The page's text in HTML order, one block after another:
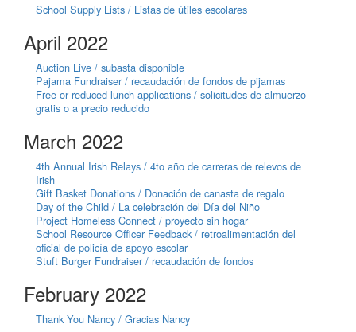
School Supply Lists / Listas de útiles escolares
April 2022
Auction Live / subasta disponible
Pajama Fundraiser / recaudación de fondos de pijamas
Free or reduced lunch applications / solicitudes de almuerzo
gratis o a precio reducido
March 2022
4th Annual Irish Relays / 4to año de carreras de relevos de
Irish
Gift Basket Donations / Donación de canasta de regalo
Day of the Child / La celebración del Día del Niño
Project Homeless Connect / proyecto sin hogar
School Resource Officer Feedback / retroalimentación del
oficial de policía de apoyo escolar
Stuft Burger Fundraiser / recaudación de fondos
February 2022
Thank You Nancy / Gracias Nancy